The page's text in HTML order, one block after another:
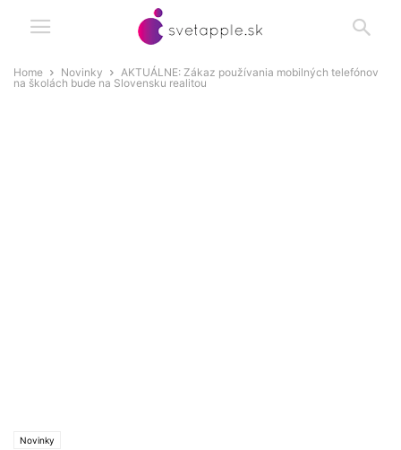
Home Novinky
AKTUÁLNE: Zákaz používania mobilných telefónov
na školách bude na Slovensku realitou
Novinky